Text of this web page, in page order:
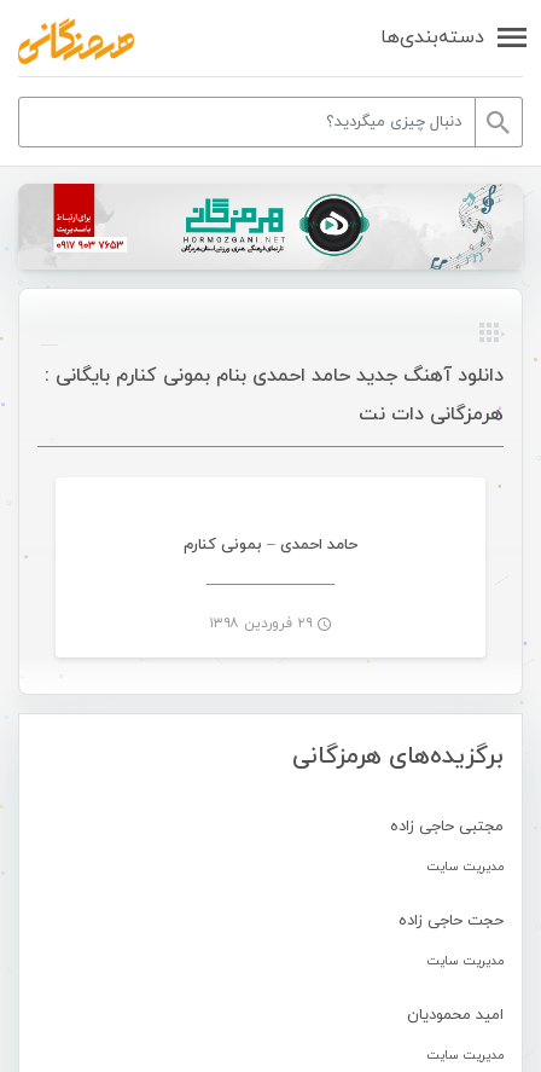
دسته‌بندی‌ها
برگزیده‌های هرمزگانی
مجتبی حاجی زاده
مدیریت سایت
حجت حاجی زاده
مدیریت سایت
امید محمودیان
مدیریت سایت
دانلود آهنگ جدید حامد احمدی بنام بمونی کنارم بایگانی :
هرمزگانی دات نت
حامد احمدی – بمونی کنارم
۲۹ فروردین ۱۳۹۸